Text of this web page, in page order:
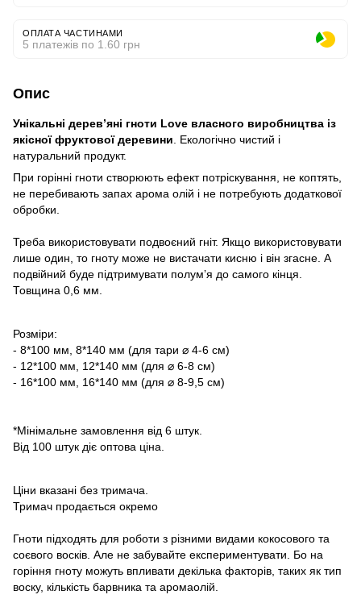
ОПЛАТА ЧАСТИНАМИ
5 платежів по 1.60 грн
Опис
Унікальні деревʼяні гноти Love власного виробництва із
якісної фруктової деревини . Екологічно чистий і
натуральний продукт.
При горінні гноти створюють ефект потріскування, не коптять,
не перебивають запах арома олій і не потребують додаткової
обробки.
Треба використовувати подвоєний гніт. Якщо використовувати
лише один, то гноту може не вистачати кисню і він згасне. А
подвійний буде підтримувати полумʼя до самого кінця.
Товщина 0,6 мм.
Розміри:
- 8*100 мм, 8*140 мм (для тари ⌀ 4-6 см)
- 12*100 мм, 12*140 мм (для ⌀ 6-8 см)
- 16*100 мм, 16*140 мм (для ⌀ 8-9,5 см)
*Мінімальне замовлення від 6 штук.
Від 100 штук діє оптова ціна.
Ціни вказані без тримача.
Тримач продається окремо
Гноти підходять для роботи з різними видами кокосового та
соєвого восків. Але не забувайте експериментувати. Бо на
горіння гноту можуть впливати декілька факторів, таких як тип
воску, кількість барвника та аромаолій.